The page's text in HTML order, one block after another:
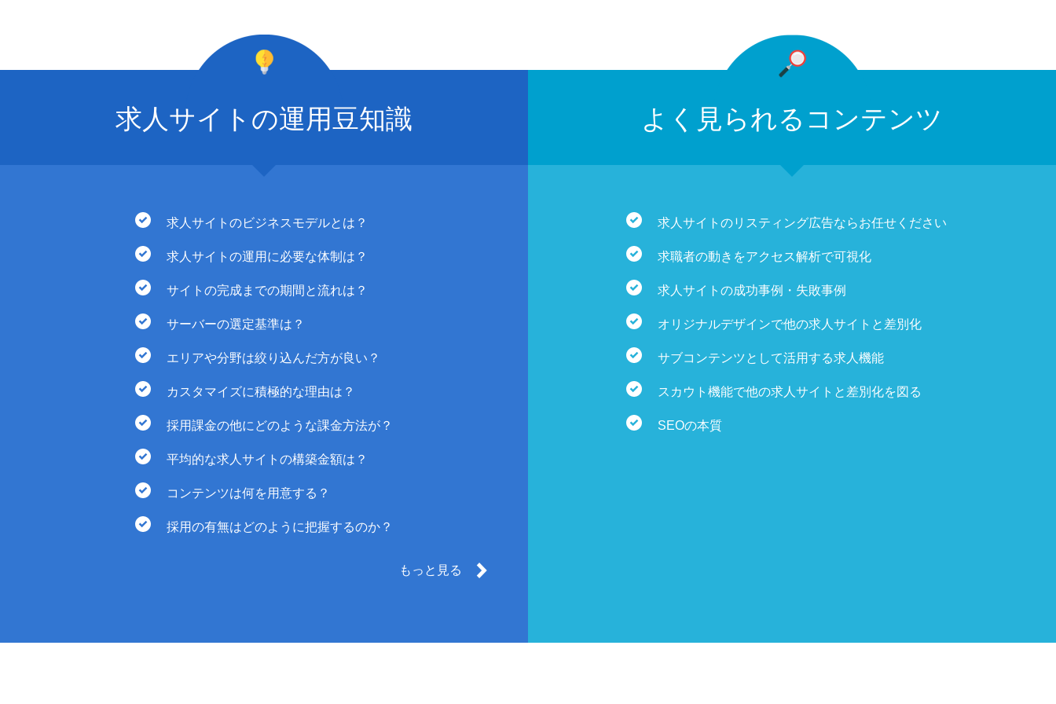
求人サイトの運用豆知識
求人サイトのビジネスモデルとは？
求人サイトの運用に必要な体制は？
サイトの完成までの期間と流れは？
サーバーの選定基準は？
エリアや分野は絞り込んだ方が良い？
カスタマイズに積極的な理由は？
採用課金の他にどのような課金方法が？
平均的な求人サイトの構築金額は？
コンテンツは何を用意する？
採用の有無はどのように把握するのか？
もっと見る
よく見られるコンテンツ
求人サイトのリスティング広告ならお任せください
求職者の動きをアクセス解析で可視化
求人サイトの成功事例・失敗事例
オリジナルデザインで他の求人サイトと差別化
サブコンテンツとして活用する求人機能
スカウト機能で他の求人サイトと差別化を図る
SEOの本質